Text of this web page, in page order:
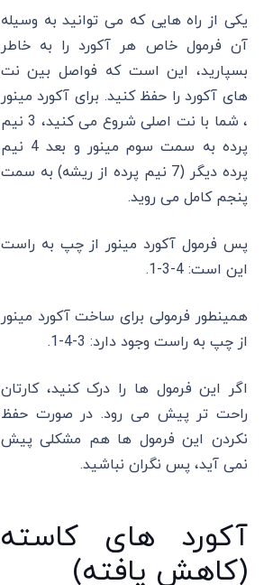
یکی از راه هایی که می ‌توانید به وسیله
آن فرمول خاص هر آکورد را به خاطر
بسپارید، این است که فواصل بین نت
های آکورد را حفظ کنید. برای آکورد مینور
، شما با نت اصلی شروع می‌ کنید، 3 نیم
پرده به سمت سوم مینور و بعد 4 نیم
پرده دیگر (7 نیم پرده از ریشه) به سمت
پنجم کامل می ‌روید.
پس فرمول آکورد مینور از چپ به راست
این است: 4-3-1.
همینطور فرمولی برای ساخت آکورد مینور
از چپ به راست وجود دارد: 3-4-1.
اگر این فرمول ها را درک کنید، کارتان
راحت‌ تر پیش می ‌رود. در صورت حفظ
نکردن این فرمول ها هم مشکلی پیش
نمی آید، پس نگران نباشید.
آکورد های کاسته
(کاهش یافته)